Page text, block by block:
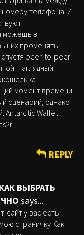
номеру телефона. И
можешь в
них променять
peer-to-peer
Наглядный
—
момент времени
сценарий, однако
Antarctic Wallet
REPLY
ВЫБРАТЬ
says...
сайт у вас есть
страничку Как